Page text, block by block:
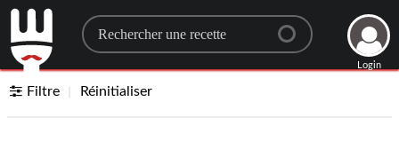
Search for a recipe
Login
Filtre Réinitialiser